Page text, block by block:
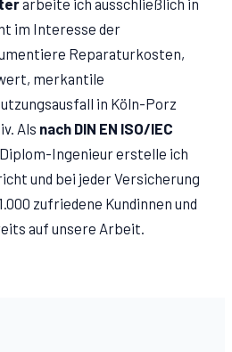
im Interesse der
Reparaturkosten,
merkantile
in Köln-Porz
Als nach DIN EN ISO/IEC
Diplom-Ingenieur erstelle ich
und bei jeder Versicherung
zufriedene Kundinnen und
auf unsere Arbeit.